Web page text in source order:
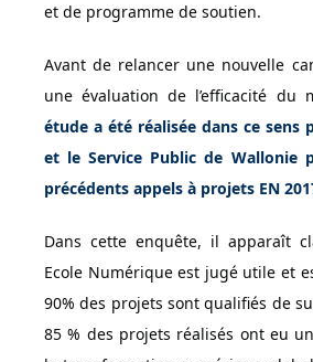
et de programme de soutien.
Avant de relancer une nouvelle
une évaluation de l’efficacité du
étude a été réalisée dans ce sens
et le Service Public de Wallonie
précédents appels à projets EN
Dans cette enquête, il apparaît
Ecole Numérique est jugé utile et
90% des projets sont qualifiés de
85 % des projets réalisés ont eu